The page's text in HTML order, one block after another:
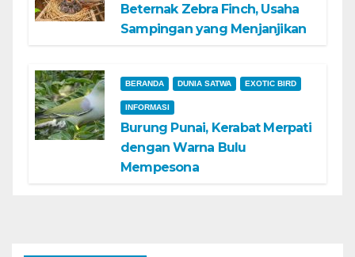
Beternak Zebra Finch, Usaha
Sampingan yang Menjanjikan
BERANDA DUNIA SATWA EXOTIC BIRD
INFORMASI
Burung Punai, Kerabat Merpati
dengan Warna Bulu
Mempesona